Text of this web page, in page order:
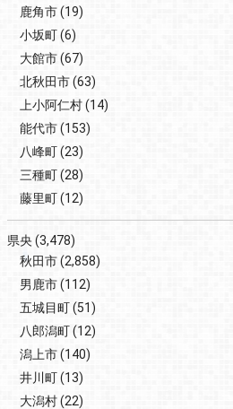
鹿角市(19)
小坂町(6)
大館市(67)
北秋田市(63)
上小阿仁村(14)
能代市(153)
八峰町(23)
三種町(28)
藤里町(12)
県央(3,478)
秋田市(2,858)
男鹿市(112)
五城目町(51)
八郎潟町(12)
潟上市(140)
井川町(13)
大潟村(22)